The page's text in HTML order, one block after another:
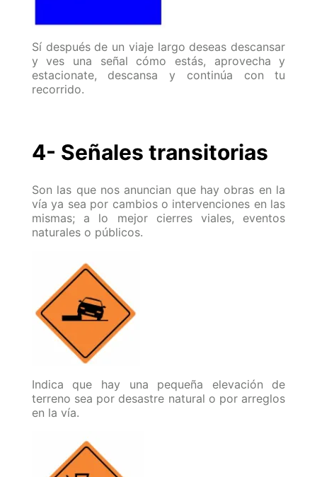
Sí después de un viaje largo deseas descansar
y ves una señal cómo estás, aprovecha y
estacionate, descansa y continúa con tu
recorrido.
4- Señales transitorias
Son las que nos anuncian que hay obras en la
vía ya sea por cambios o intervenciones en las
mismas; a lo mejor cierres viales, eventos
naturales o públicos.
Indica que hay una pequeña elevación de
terreno sea por desastre natural o por arreglos
en la vía.